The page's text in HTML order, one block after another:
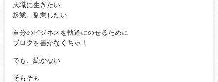
天職に生きたい
起業、副業したい
自分のビジネスを軌道にのせるために
ブログを書かなくちゃ！
でも、続かない
そもそも